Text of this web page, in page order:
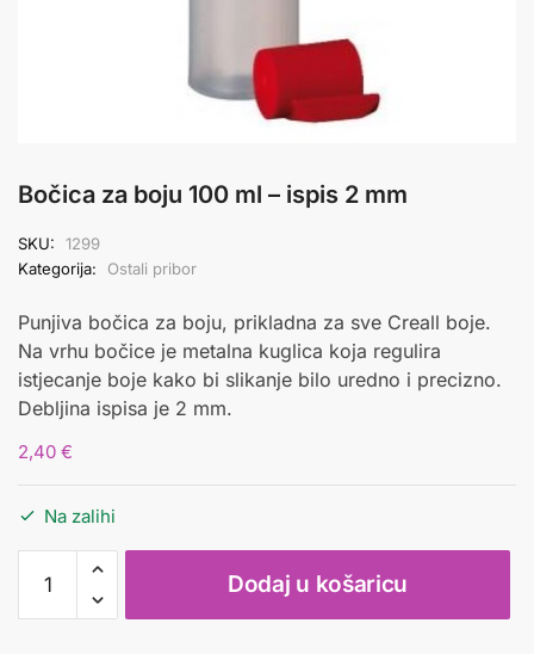
Bočica za boju 100 ml – ispis 2 mm
SKU:
1299
Kategorija:
Ostali pribor
Punjiva bočica za boju, prikladna za sve Creall boje.
Na vrhu bočice je metalna kuglica koja regulira
istjecanje boje kako bi slikanje bilo uredno i precizno.
Debljina ispisa je 2 mm.
2,40 €
Na zalihi
boju
Dodaj u košaricu